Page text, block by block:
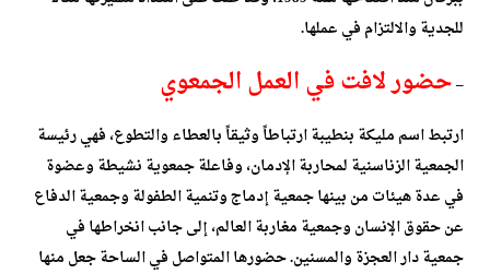
للجدية والالتزام في عملها.
–حضور لافت في العمل الجمعوي
ارتبط اسم مليكة بنطيبة ارتباطاً وثيقاً بالعطاء والتطوع، فهي رئيسة
الجمعية الزناسنية لمحاربة الإدمان، وفاعلة جمعوية نشيطة وعضوة
في عدة هيئات من بينها جمعية إدماج وتنمية الطفولة وجمعية الدفاع
عن حقوق الإنسان وجمعية مغاربة العالم، إلى جانب انخراطها في
جمعية دار العجزة والمسنين. حضورها المتواصل في الساحة جعل منها